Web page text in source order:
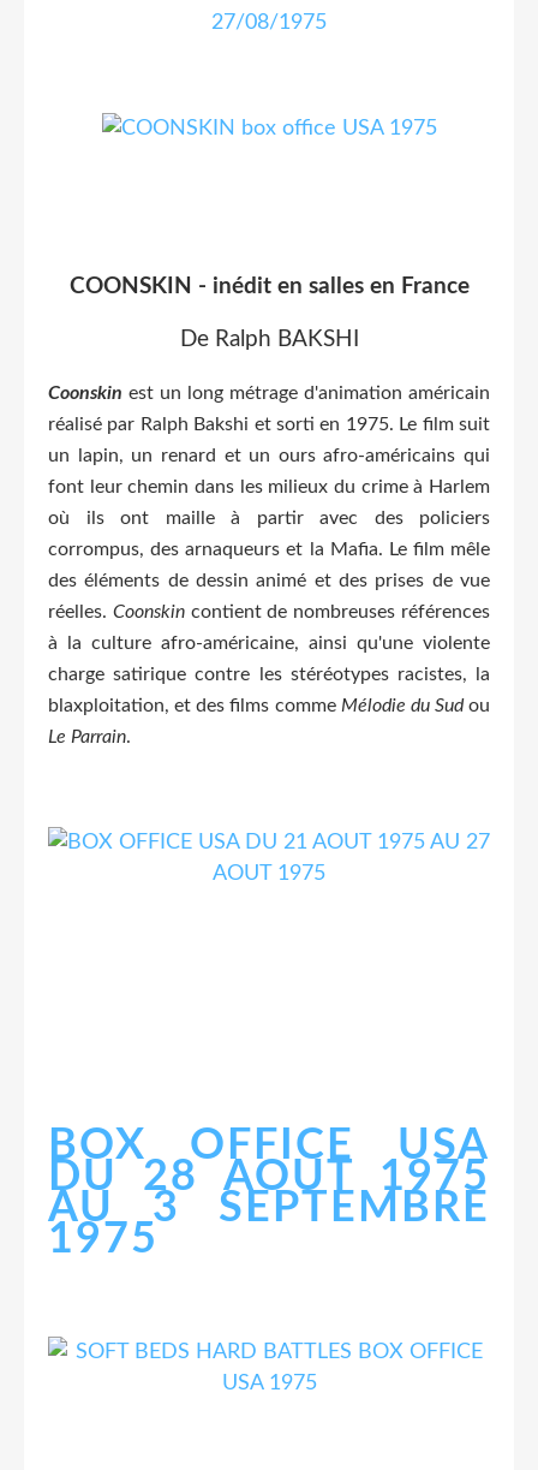
COONSKIN - inédit en salles en France
De Ralph BAKSHI
Coonskin est un long métrage d'animation américain
réalisé par Ralph Bakshi et sorti en 1975. Le film suit
un lapin, un renard et un ours afro-américains qui
font leur chemin dans les milieux du crime à Harlem
où ils ont maille à partir avec des policiers
corrompus, des arnaqueurs et la Mafia. Le film mêle
des éléments de dessin animé et des prises de vue
réelles. Coonskincontient de nombreuses références
à la culture afro-américaine, ainsi qu'une violente
charge satirique contre les stéréotypes racistes, la
blaxploitation, et des films comme Mélodie du Sudou
Le Parrain.
BOX OFFICE USA
DU 28 AOUT 1975
AU 3 SEPTEMBRE
1975